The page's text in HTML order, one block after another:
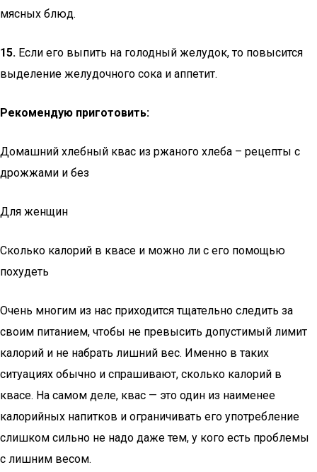
мясных блюд.
15. Если его выпить на голодный желудок, то повысится
выделение желудочного сока и аппетит.
Рекомендую приготовить:
Домашний хлебный квас из ржаного хлеба – рецепты с
дрожжами и без
Для женщин
Сколько калорий в квасе и можно ли с его помощью
похудеть
Очень многим из нас приходится тщательно следить за
своим питанием, чтобы не превысить допустимый лимит
калорий и не набрать лишний вес. Именно в таких
ситуациях обычно и спрашивают, сколько калорий в
квасе. На самом деле, квас — это один из наименее
калорийных напитков и ограничивать его употребление
слишком сильно не надо даже тем, у кого есть проблемы
с лишним весом.